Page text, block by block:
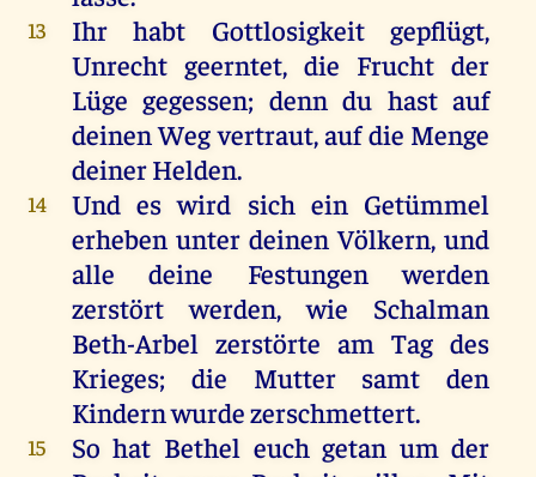
13 Ihr habt Gottlosigkeit gepflügt,
Unrecht geerntet, die Frucht der
Lüge gegessen; denn du hast auf
deinenWegvertraut,aufdie Menge
deinerHelden.
14 Und es wird sich ein Getümmel
erheben unter deinen Völkern,und
alle
deine Festungen
werden
zerstört
werden,wie Schalman
Beth-Arbel zerstörte am Tag des
Krieges; die Mutter samt
den
Kindernwurdezerschmettert.
15 So hat Bethel euch getan um der